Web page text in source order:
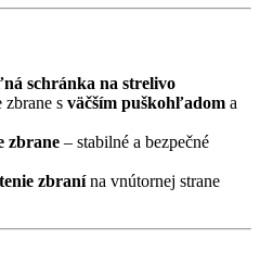
schránka na strelivo
zbrane s väčším puškohľadom a
zbrane – stabilné a bezpečné
zbranína vnútornej strane